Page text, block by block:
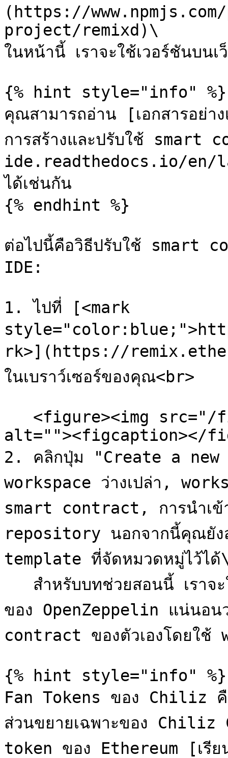
(https://www.npmjs.com/
project/remixd)\
ในหน้านี้ เราจะใช้เวอร์ชันบนเ
{% hint style="info" %}
คุณสามารถอ่าน [เอกสารอย่า
การสร้างและปรับใช้
ide.readthedocs.io/en/
ได้เช่นกัน
{% endhint %}
ต่อไปนี้คือวิธีปรับใช้ smart
IDE:
1. ไปที่ [<mark
rk>](https://
ในเบราว์เซอร์ของคุณ<br>
alt=""><figcaption></
2. คลิกปุ่ม "Create a new
workspace ว่างเปล่า,
smart contract, การนำเข้
repository นอกจากนี้คุณยัง
template ที่จัดหมวดหมู่ไว้ไ
ของ OpenZeppelin แน่นอน
contract ของตัวเองโดยใช้
{% hint style="info" %}
Fan Tokens ของ Chiliz คื
ส่วนขยายเฉพาะของ Chiliz
token ของ Ethereum [เรีย